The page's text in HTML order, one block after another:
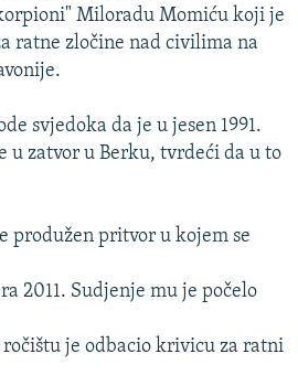
2024.
Miloradu Momiću koji je
ratne zločine nad civilima na
svjedoka da je u jesen 1991.
u zatvor u Berku, tvrdeći da u to
produžen pritvor u kojem se
2011. Sudjenje mu je počelo
je odbacio krivicu za ratni